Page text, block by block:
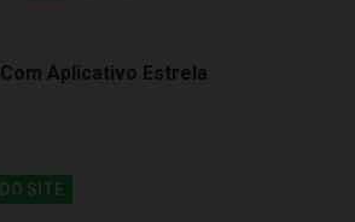
Aplicativo Estrela
SITE